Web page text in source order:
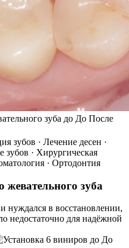
До После
зубов · Лечение десен ·
зубов · Хирургическая
· Ортодонтия
жевательного зуба
нуждался в восстановлении,
недостаточно для надёжной
До